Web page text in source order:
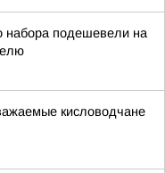
подешевели на
кисловодчане